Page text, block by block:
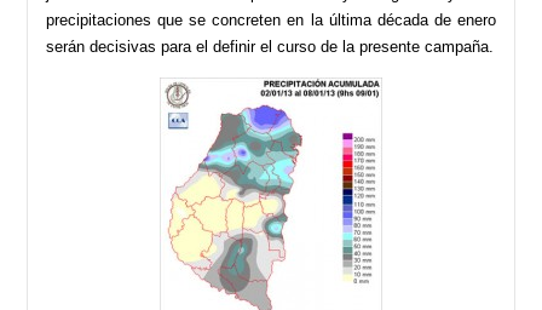
precipitaciones que se concreten en la última década de enero
serán decisivas para el definir el curso de la presente campaña.